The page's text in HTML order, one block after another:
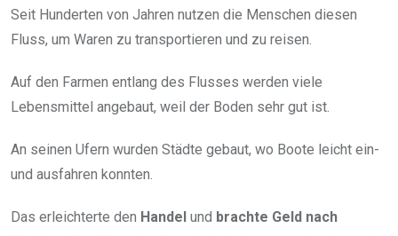
Seit Hunderten von Jahren nutzen die Menschen diesen
Fluss, um Waren zu transportieren und zu reisen.
Auf den Farmen entlang des Flusses werden viele
Lebensmittel angebaut, weil der Boden sehr gut ist.
An seinen Ufern wurden Städte gebaut, wo Boote leicht ein-
und ausfahren konnten.
Das erleichterte den Handel und brachte Geld nach